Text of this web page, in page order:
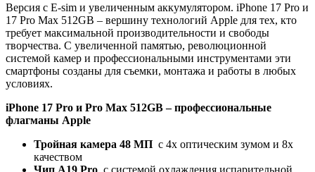
Версия с E-sim и увеличенным аккумулятором. iPhone 17 Pro и
17 Pro Max 512GB – вершину технологий Apple для тех, кто
требует максимальной производительности и свободы
творчества. С увеличенной памятью, революционной
системой камер и профессиональными инструментами эти
смартфоны созданы для съемки, монтажа и работы в любых
условиях.
iPhone 17 Pro и Pro Max 512GB– профессиональные
флагманы Apple
Тройная камера 48 МП с 4x оптическим зумом и 8x
качеством
Чип A19 Pro с системой охлаждения испарительной